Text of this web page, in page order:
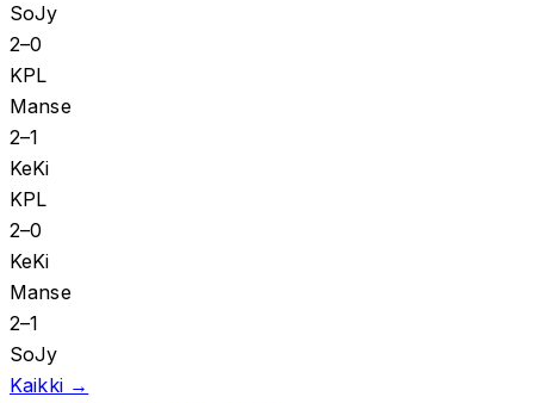
SoJy
2–0
KPL
Manse
2–1
KeKi
KPL
2–0
KeKi
Manse
2–1
SoJy
Kaikki →